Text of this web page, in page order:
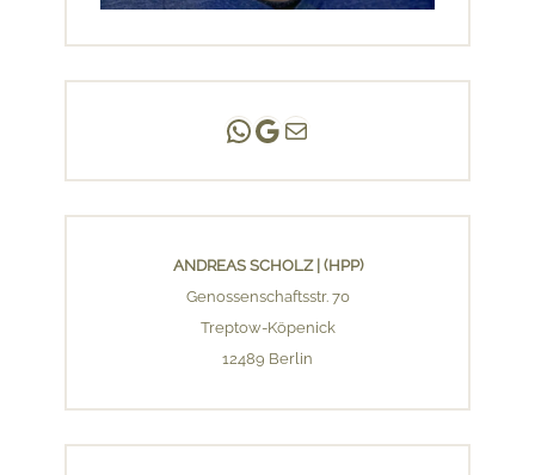
Andreas Scholz | (HPP)
Praxis Adlershof
E-Mail an mich ...
ANDREAS SCHOLZ | (HPP)
Genossenschaftsstr. 70
Treptow-Köpenick
12489 Berlin